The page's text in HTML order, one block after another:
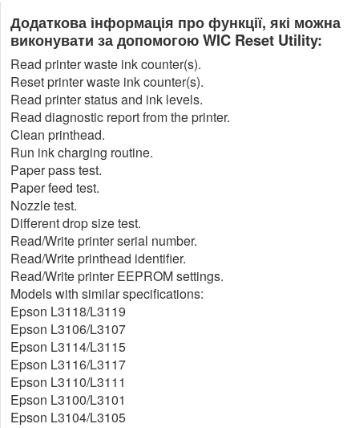
Додаткова інформація про функції, які можна
виконувати за допомогою WIC Reset Utility:
Read printer waste ink counter(s).
Reset printer waste ink counter(s).
Read printer status and ink levels.
Read diagnostic report from the printer.
Clean printhead.
Run ink charging routine.
Paper pass test.
Paper feed test.
Nozzle test.
Different drop size test.
Read/Write printer serial number.
Read/Write printhead identifier.
Read/Write printer EEPROM settings.
Models with similar specifications:
Epson L3118/L3119
Epson L3106/L3107
Epson L3114/L3115
Epson L3116/L3117
Epson L3110/L3111
Epson L3100/L3101
Epson L3104/L3105